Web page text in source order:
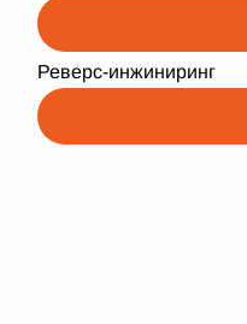
Реверс-инжиниринг